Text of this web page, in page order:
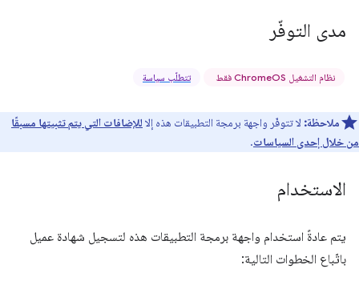
مدى التوفّر
نظام التشغيل ChromeOS فقط تتطلّب سياسة
ملاحظة: لا تتوفّر واجهة برمجة التطبيقات هذه إلا للإضافات التي يتم تثبيتها مسبقًا
من خلال إحدى السياسات.
الاستخدام
يتم عادةً استخدام واجهة برمجة التطبيقات هذه لتسجيل شهادة عميل
باتّباع الخطوات التالية: